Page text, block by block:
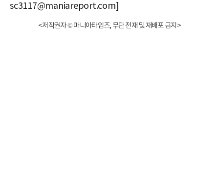
sc3117@maniareport.com]
<저작권자 © 마니아타임즈, 무단 전재 및 재배포 금지>